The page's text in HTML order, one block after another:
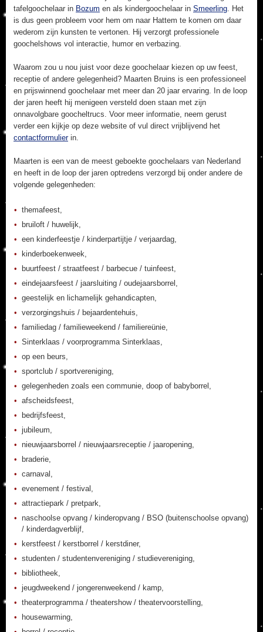
tafelgoochelaar in Bozum en als kindergoochelaar in Smeerling. Het
is dus geen probleem voor hem om naar Hattem te komen om daar
wederom zijn kunsten te vertonen. Hij verzorgt professionele
goochelshows vol interactie, humor en verbazing.
Waarom zou u nou juist voor deze goochelaar kiezen op uw feest,
receptie of andere gelegenheid? Maarten Bruins is een professioneel
en prijswinnend goochelaar met meer dan 20 jaar ervaring. In de loop
der jaren heeft hij menigeen versteld doen staan met zijn
onnavolgbare goocheltrucs. Voor meer informatie, neem gerust
verder een kijkje op deze website of vul direct vrijblijvend het
contactformulierin.
Maarten is een van de meest geboekte goochelaars van Nederland
en heeft in de loop der jaren optredens verzorgd bij onder andere de
volgende gelegenheden:
themafeest,
bruiloft / huwelijk,
een kinderfeestje / kinderpartijtje / verjaardag,
kinderboekenweek,
buurtfeest / straatfeest / barbecue / tuinfeest,
eindejaarsfeest / jaarsluiting / oudejaarsborrel,
geestelijk en lichamelijk gehandicapten,
verzorgingshuis / bejaardentehuis,
familiedag / familieweekend / familiereünie,
Sinterklaas / voorprogramma Sinterklaas,
op een beurs,
sportclub / sportvereniging,
gelegenheden zoals een communie, doop of babyborrel,
afscheidsfeest,
bedrijfsfeest,
jubileum,
nieuwjaarsborrel / nieuwjaarsreceptie / jaaropening,
braderie,
carnaval,
evenement / festival,
attractiepark / pretpark,
naschoolse opvang / kinderopvang / BSO (buitenschoolse opvang)
/ kinderdagverblijf,
kerstfeest / kerstborrel / kerstdiner,
studenten / studentenvereniging / studievereniging,
bibliotheek,
jeugdweekend / jongerenweekend / kamp,
theaterprogramma / theatershow / theatervoorstelling,
housewarming,